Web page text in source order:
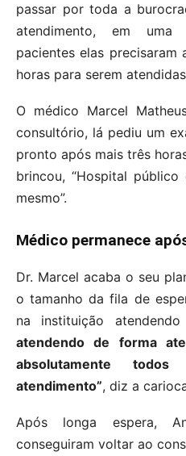
passar por toda a
atendimento, em uma
pacientes elas
horas para serem
O médico Marcel
consultório, lá pediu um
pronto após mais três
brincou, “Hospital
mesmo”.
Médico permanece
Dr. Marcel acaba o seu
o tamanho da fila de
na instituição
atendendo de forma
absolutamente
atendimento”, diz a
Após longa espera,
conseguiram voltar ao